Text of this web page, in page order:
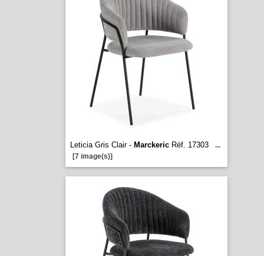
Leticia Gris Clair - MarckericRéf. 17303
...
[7 image(s)]